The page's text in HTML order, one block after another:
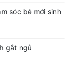
sóc bé mới sinh
gắt ngủ